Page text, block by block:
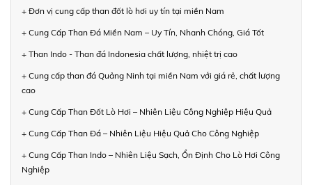
+ Đơn vị cung cấp than đốt lò hơi uy tín tại miền Nam
+ Cung Cấp Than Đá Miền Nam – Uy Tín, Nhanh Chóng, Giá Tốt
+ Than Indo - Than đá Indonesia chất lượng, nhiệt trị cao
+ Cung cấp than đá Quảng Ninh tại miền Nam với giá rẻ, chất lượng
cao
+ Cung Cấp Than Đốt Lò Hơi – Nhiên Liệu Công Nghiệp Hiệu Quả
+ Cung Cấp Than Đá – Nhiên Liệu Hiệu Quả Cho Công Nghiệp
+ Cung Cấp Than Indo – Nhiên Liệu Sạch, Ổn Định Cho Lò Hơi Công
Nghiệp